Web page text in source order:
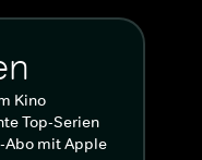
Kino
Top-Serien
Abo mit Apple